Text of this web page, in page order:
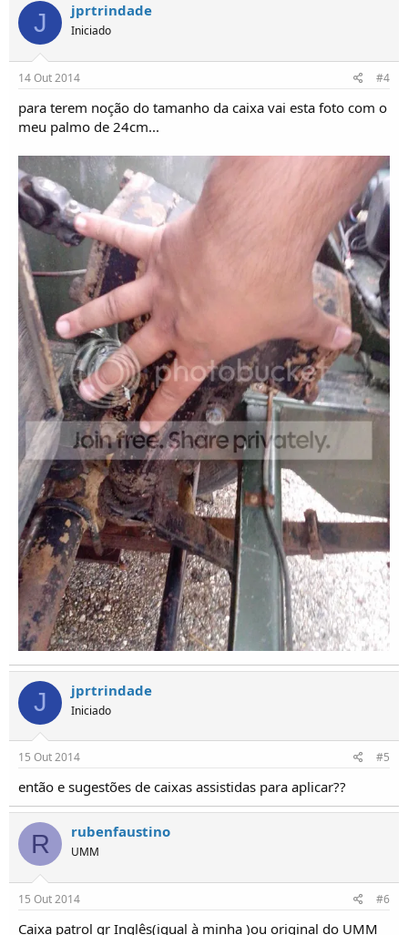
J jprtrindade
Iniciado
14 Out 2014 #4
para terem noção do tamanho da caixa vai esta foto com o
meu palmo de 24cm...
J jprtrindade
Iniciado
15 Out 2014 #5
então e sugestões de caixas assistidas para aplicar??
R rubenfaustino
UMM
15 Out 2014 #6
Caixa patrol gr Inglês(igual à minha )ou original do UMM